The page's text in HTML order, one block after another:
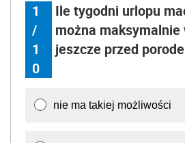
1
/
1
0
Ile tygodni urlopu
można
jeszcze przed
nie ma takiej możliwości